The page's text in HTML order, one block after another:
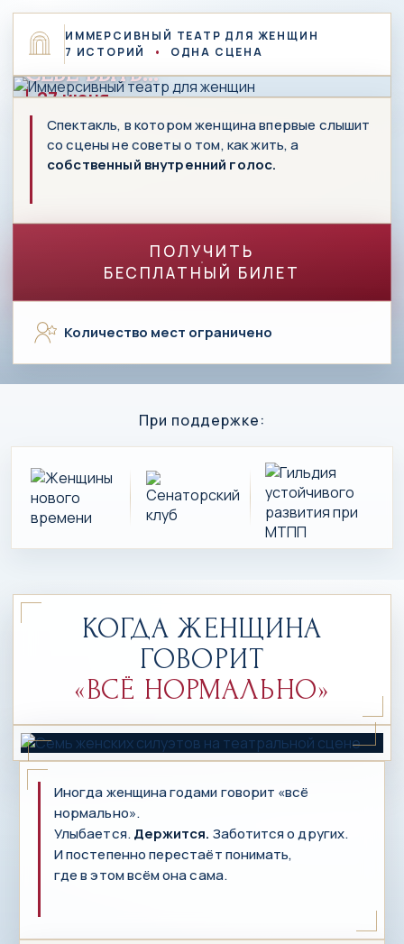
ИММЕРСИВНЫЙ ТЕАТР ДЛЯ ЖЕНЩИН
7 ИСТОРИЙ
• ОДНА СЦЕНА
27 июня.
г. Москва.
Закрытый показ
Я
РАЗРЕШИЛА
СЕБЕБЫТЬ...
Спектакль, в котором женщина впервые слышит
со сцены не советы о том, как жить, а
собственный внутренний голос.
ПОЛУЧИТЬ
БЕСПЛАТНЫЙ БИЛЕТ
Количество мест ограничено
При поддержке:
КОГДА ЖЕНЩИНА
ГОВОРИТ
«ВСЁ НОРМАЛЬНО»
Иногда женщина годами говорит «всё
нормально».
Улыбается.Держится. Заботится о других.
И постепенно перестаёт понимать,
где в этом всём она сама.